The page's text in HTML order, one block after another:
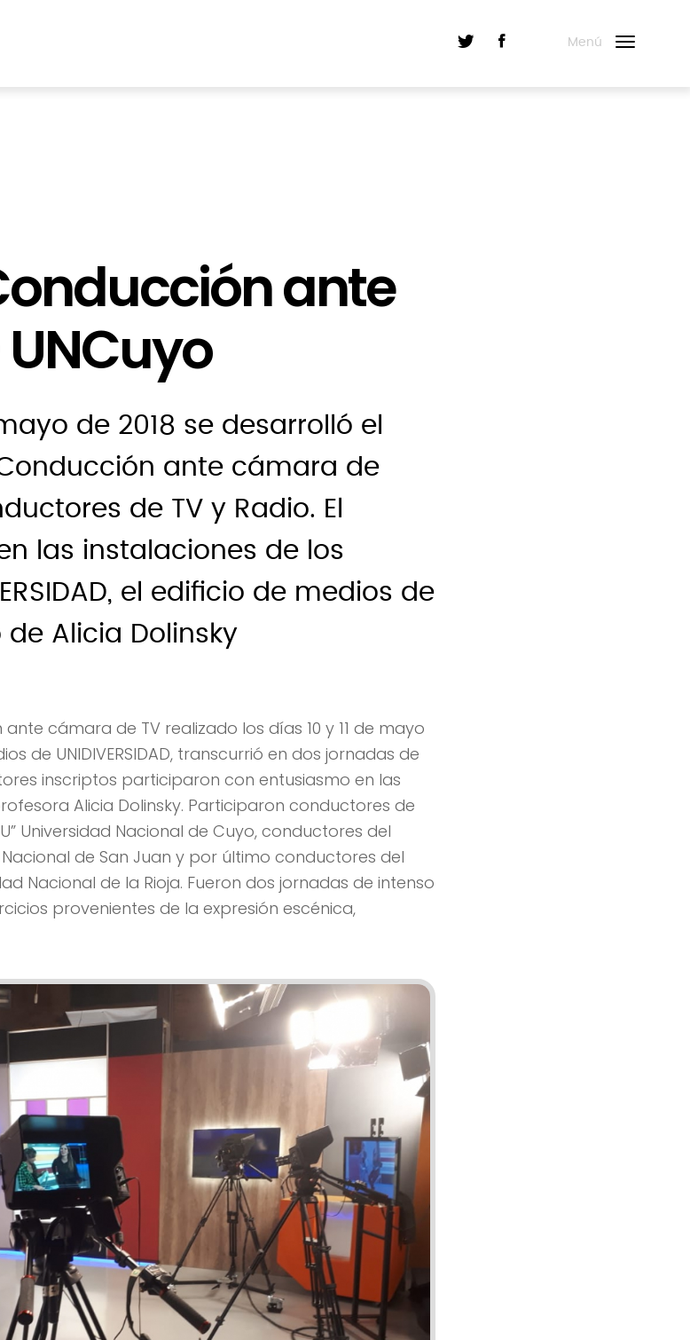
Menú
ante
de 2018 se desarrolló el
ante cámara de
de TV y Radio. El
las instalaciones de los
el edificio de medios de
de Alicia Dolinsky
cámara de TV realizado los días 10 y 11 de mayo
de UNIDIVERSIDAD, transcurrió en dos jornadas de
inscriptos participaron con entusiasmo en las
Alicia Dolinsky. Participaron conductores de
U” Universidad Nacional de Cuyo, conductores del
de San Juan y por último conductores del
Nacional de la Rioja. Fueron dos jornadas de intenso
provenientes de la expresión escénica,